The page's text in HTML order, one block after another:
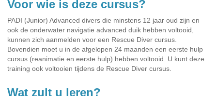
Voor wie is deze cursus?
PADI (Junior) Advanced divers die minstens 12 jaar oud zijn en
ook de onderwater navigatie advanced duik hebben voltooid,
kunnen zich aanmelden voor een Rescue Diver cursus.
Bovendien moet u in de afgelopen 24 maanden een eerste hulp
cursus (reanimatie en eerste hulp) hebben voltooid. U kunt deze
training ook voltooien tijdens de Rescue Diver cursus.
Wat zult u leren?